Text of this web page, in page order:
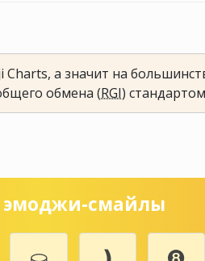
а значит на
обмена (RGI)
эмоджи-смайлы